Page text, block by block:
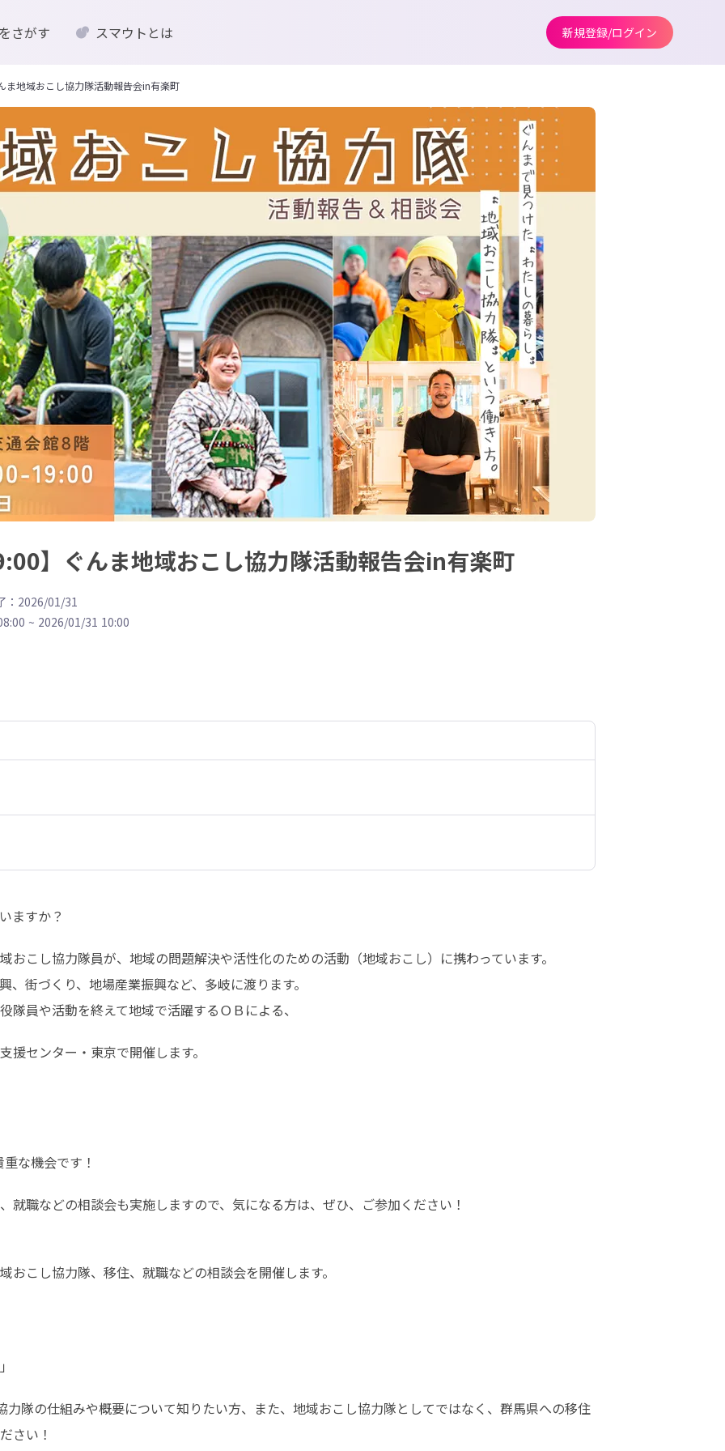
さがす スマウトとは 新規登録/ログイン
地域おこし協力隊活動報告会in有楽町
】ぐんま地域おこし協力隊活動報告会in有楽町
：2026/01/31
~ 2026/01/31 10:00
ますか？
おこし協力隊員が、地域の問題解決や活性化のための活動（地域おこし）に携わっています。
街づくり、地場産業振興など、多岐に渡ります。
員や活動を終えて地域で活躍するＯＢによる、
センター・東京で開催します。
な機会です！
就職などの相談会も実施しますので、気になる方は、ぜひ、ご参加ください！
こし協力隊、移住、就職などの相談会を開催します。
隊の仕組みや概要について知りたい方、また、地域おこし協力隊としてではなく、群馬県への移住
さい！